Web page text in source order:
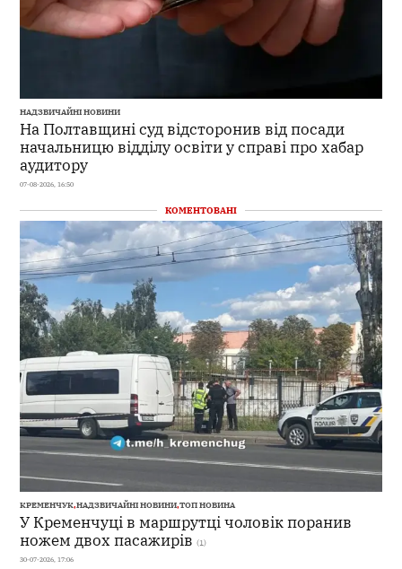
НАДЗВИЧАЙНІ НОВИНИ
На Полтавщині суд відсторонив від посади
начальницю відділу освіти у справі про хабар
аудитору
07-08-2026, 16:50
КОМЕНТОВАНІ
КРЕМЕНЧУК,НАДЗВИЧАЙНІ НОВИНИ,ТОП НОВИНА
У Кременчуці в маршрутці чоловік поранив
ножем двох пасажирів (1)
30-07-2026, 17:06